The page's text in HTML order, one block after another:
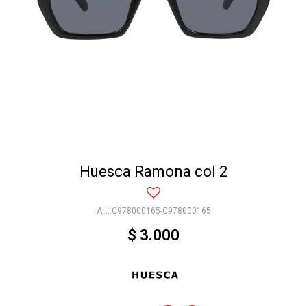
Huesca Ramona col 2
C978000165-C978000165
$ 3.000